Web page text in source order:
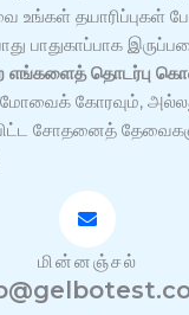
தயாரிப்புகள்
பாதுகாப்பாக
எங்களைத் தொடர்பு
கோரவும்,
சோதனைத்
மின்னஞ்சல்